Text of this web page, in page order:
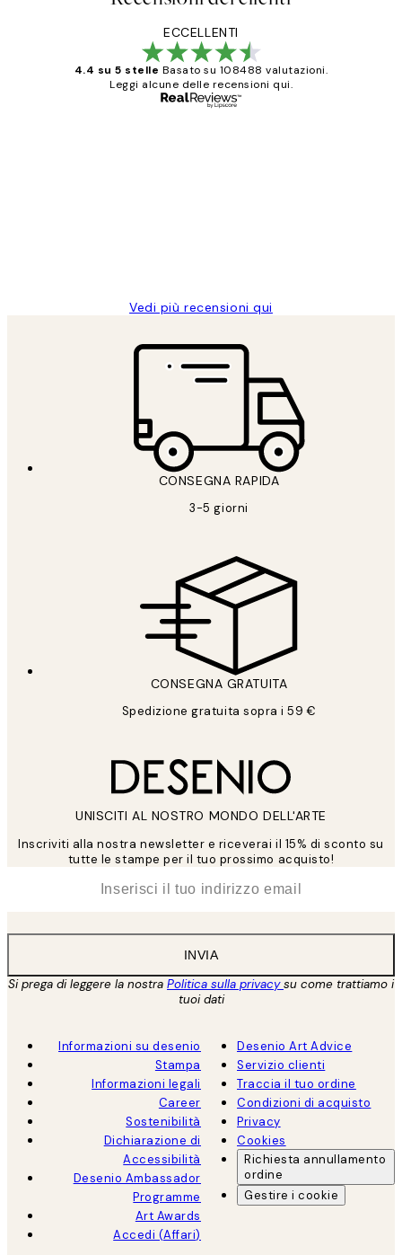
ECCELLENTI
4.4 su 5 stelle Basato su 108488 valutazioni.
Leggi alcune delle recensioni qui.
Vedi più recensioni qui
CONSEGNA RAPIDA
3-5 giorni
CONSEGNA GRATUITA
Spedizione gratuita sopra i 59 €
UNISCITI AL NOSTRO MONDO DELL'ARTE
Inscriviti alla nostra newsletter e riceverai il 15% di sconto su
tutte le stampe per il tuo prossimo acquisto!
INVIA
Si prega di leggere la nostra Politica sulla privacysu come trattiamo i
tuoi dati
Informazioni su desenio
Stampa
Informazioni legali
Career
Sostenibilità
Dichiarazione di
Accessibilità
Desenio Ambassador
Programme
Art Awards
Accedi (Affari)
Desenio Art Advice
Servizio clienti
Traccia il tuo ordine
Condizioni di acquisto
Privacy
Cookies
Richiesta annullamento
ordine
Gestire i cookie